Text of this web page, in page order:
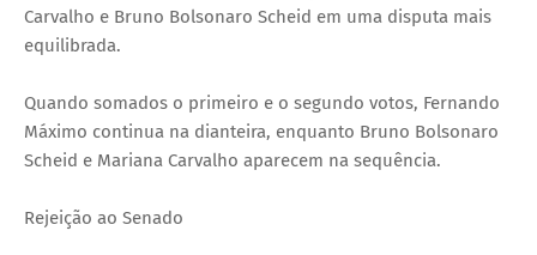
Carvalho e Bruno Bolsonaro Scheid em uma disputa mais
equilibrada.
Quando somados o primeiro e o segundo votos, Fernando
Máximo continua na dianteira, enquanto Bruno Bolsonaro
Scheid e Mariana Carvalho aparecem na sequência.
Rejeição ao Senado